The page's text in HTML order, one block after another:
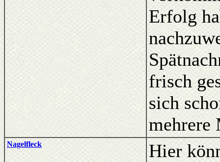
Erfolg
frisch
sich
mehrere
Nagelfleck
Hier